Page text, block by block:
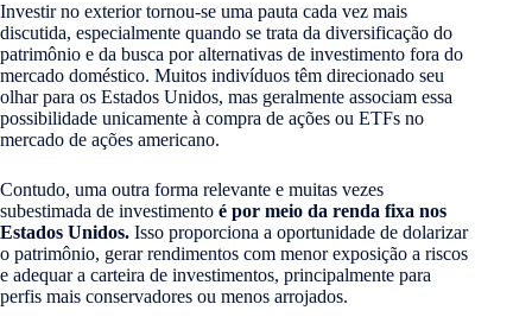
Investir no exterior tornou-se uma pauta cada vez mais
discutida, especialmente quando se trata da diversificação do
patrimônio e da busca por alternativas de investimento fora do
mercado doméstico. Muitos indivíduos têm direcionado seu
olhar para os Estados Unidos, mas geralmente associam essa
possibilidade unicamente à compra de ações ou ETFs no
mercado de ações americano.
Contudo, uma outra forma relevante e muitas vezes
subestimada de investimento é por meio da renda fixa nos
Estados Unidos. Isso proporciona a oportunidade de dolarizar
o patrimônio, gerar rendimentos com menor exposição a riscos
e adequar a carteira de investimentos, principalmente para
perfis mais conservadores ou menos arrojados.